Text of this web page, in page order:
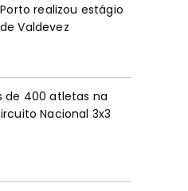
realizou estágio
Valdevez
de 400 atletas na
Nacional 3x3